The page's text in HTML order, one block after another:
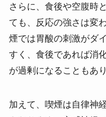
さらに、食後や空腹時
ても、反応の強さは変
煙では胃酸の刺激がダ
すく、食後であれば消
が過剰になることもあり
加えて、喫煙は自律神